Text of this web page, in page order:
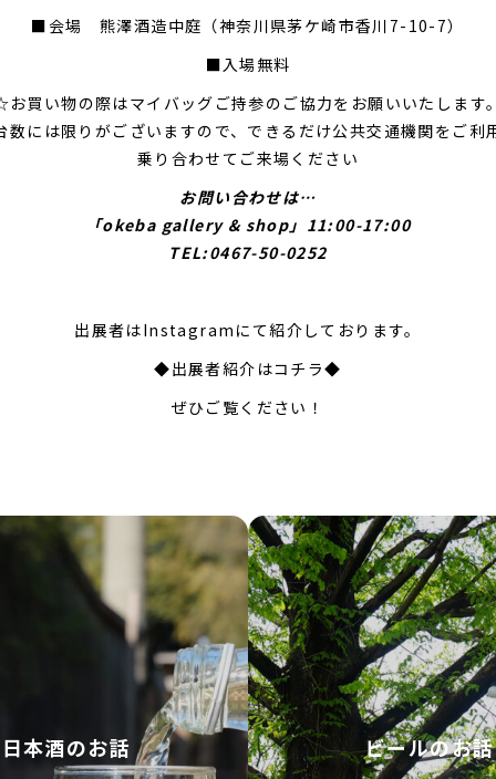
■会場 熊澤酒造中庭（神奈川県茅ケ崎市香川7-10-7）
■入場無料
買い物の際はマイバッグご持参のご協力をお願いいたします
には限りがございますので、できるだけ公共交通機関をご利
乗り合わせてご来場ください
お問い合わせは…
「okeba gallery & shop」11:00-17:00
TEL:0467-50-0252
出展者はInstagramにて紹介しております。
◆出展者紹介はコチラ◆
ぜひご覧ください！
日本酒のお話 ビールのお話